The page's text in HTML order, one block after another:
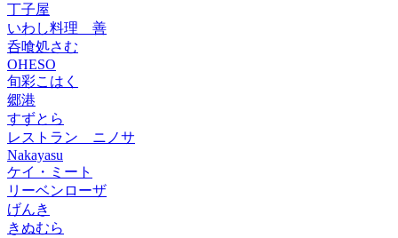
丁子屋
いわし料理 善
呑喰処さむ
OHESO
旬彩こはく
郷港
すずとら
レストラン ニノサ
Nakayasu
ケイ・ミート
リーベンローザ
げんき
きぬむら